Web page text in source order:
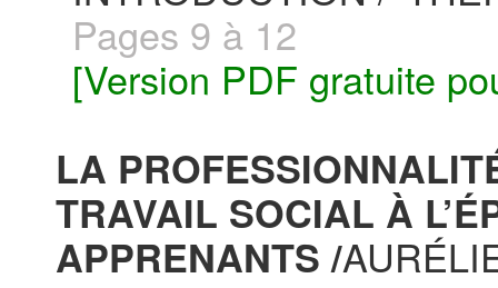
Pages 9 à 12
[Version PDF gratuite
LA
TRAVAIL SOCIAL À
APPRENANTS /